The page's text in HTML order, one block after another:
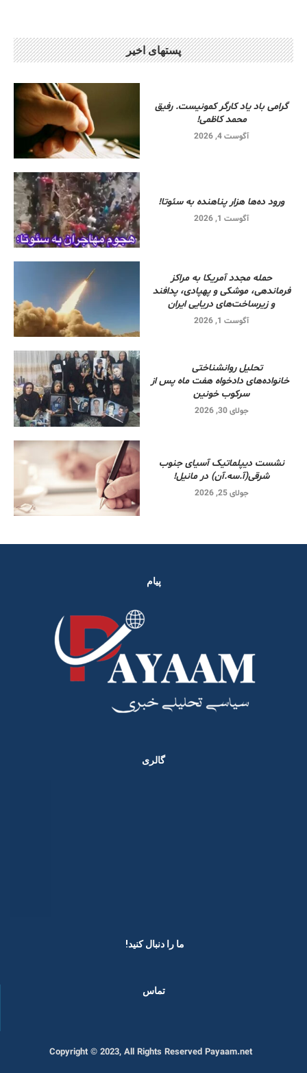
پستهای اخیر
گرامی باد یاد کارگر کمونیست. رفیق
محمد کاظمی!
آگوست 4, 2026
ورود ده‌ها هزار پناهنده به سئوتا!
آگوست 1, 2026
حمله مجدد آمریکا به مراکز
فرماندهی، موشکی و پهپادی، پدافند
و زیرساخت‌های دریایی ایران
آگوست 1, 2026
تحلیل روانشناختی
خانواده‌های دادخواه هفت ماه پس از
سرکوب خونین
جولای 30, 2026
نشست دیپلماتیک آسیای جنوب
شرقی‌(آ.سه.آن) در مانیل!
جولای 25, 2026
پیام
گالری
ما را دنبال کنید! ​
تماس
Copyright © 2023, All Rights Reserved Payaam.net